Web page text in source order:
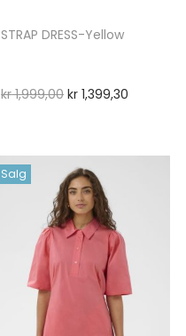
STRAP DRESS-Yellow
kr1,999,00 kr 1,399,30
Salg